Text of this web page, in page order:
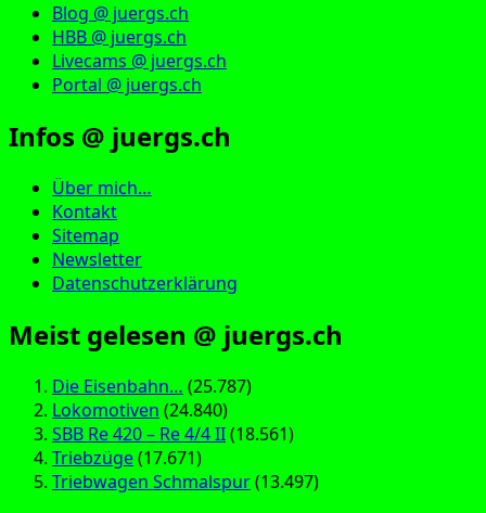
Blog @ juergs.ch
HBB @ juergs.ch
Livecams @ juergs.ch
Portal @ juergs.ch
Infos @ juergs.ch
Über mich…
Kontakt
Sitemap
Newsletter
Datenschutzerklärung
Meist gelesen @ juergs.ch
Die Eisenbahn… (25.787)
Lokomotiven (24.840)
SBB Re 420 – Re 4/4 II(18.561)
Triebzüge(17.671)
Triebwagen Schmalspur(13.497)